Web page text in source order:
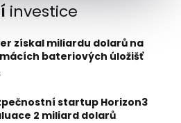
investice
získal miliardu dolarů na
bateriových úložišť
startup Horizon3
2 miliard dolarů